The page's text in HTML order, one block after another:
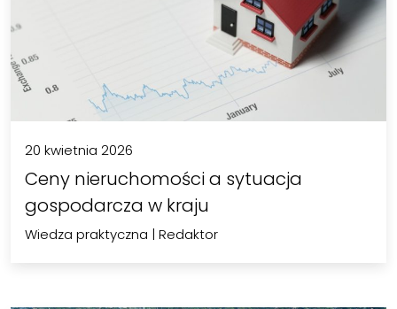
20 kwietnia 2026
Ceny nieruchomości a sytuacja
gospodarcza w kraju
Wiedza praktyczna | Redaktor